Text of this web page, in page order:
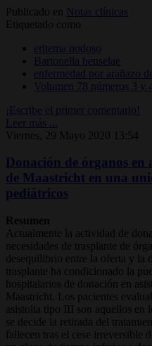
Publicado en
Notas clínicas
Etiquetado como
eritema nodoso
Bartonella henselae
enfermedad por arañazo
Volumen 78 números 3 y
¡Escribe el primer comentario!
Leer más ...
Viernes, 29 Mayo 2020 13:54
Donación de órganos
de Maastricht en una
pediátricos
Resumen
Actualmente la actividad de
necesidades de trasplante de
desequilibrio entre la oferta y la
trasplante ha condicionado la
hospitalarios de donación en
Maastricht. Los pacientes
asistolia tipo III son aquellos en
se decide la retirada del
fallecen tras el cese irreversible